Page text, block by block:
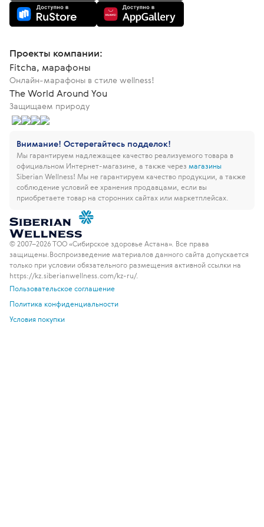
Проекты компании:
Fitcha, марафоны
Онлайн-марафоны в стиле wellness!
The World Around You
Защищаем природу
Внимание! Остерегайтесь подделок!
Мы гарантируем надлежащее качество реализуемого товара в
официальном Интернет-магазине, а также через магазины
Siberian Wellness! Мы не гарантируем качество продукции, а также
соблюдение условий ее хранения продавцами, если вы
приобретаете товар на сторонних сайтах или маркетплейсах.
© 2007–2026 ТОО «Сибирское здоровье Астана». Все права
защищены. Воспроизведение материалов данного сайта допускается
только при условии обязательного размещения активной ссылки на
https://kz.siberianwellness.com/kz-ru/.
Пользовательское соглашение
Политика конфиденциальности
Условия покупки